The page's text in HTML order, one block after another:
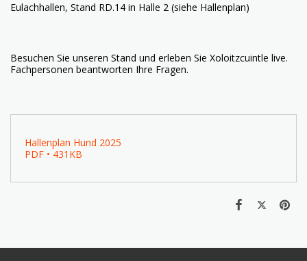
Eulachhallen, Stand RD.14 in Halle 2 (siehe Hallenplan)
Besuchen Sie unseren Stand und erleben Sie Xoloitzcuintle live.
Fachpersonen beantworten Ihre Fragen.
Hallenplan Hund 2025
PDF • 431KB